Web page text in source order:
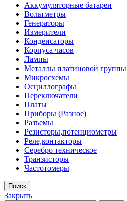
Аккумуляторные батареи
Вольтметры
Генераторы
Измерители
Конденсаторы
Корпуса часов
Лампы
Металлы платиновой группы
Микросхемы
Осциллографы
Переключатели
Платы
Приборы (Разное)
Разъемы
Резисторы,потенциометры
Реле,контакторы
Серебро техническое
Транзисторы
Частотомеры
Поиск
Закрыть